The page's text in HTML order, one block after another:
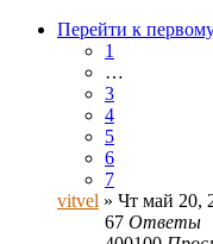
Перейти к
1
…
3
4
5
6
7
vitvel » Чт май 20,
67 Ответы